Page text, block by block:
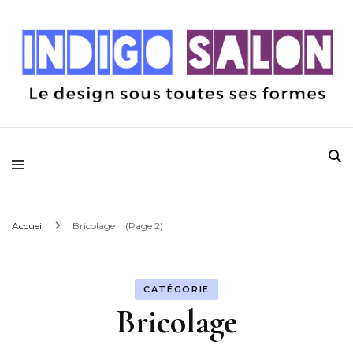
Indigo Salon
Accueil Bricolage (Page 2)
CATÉGORIE
Bricolage